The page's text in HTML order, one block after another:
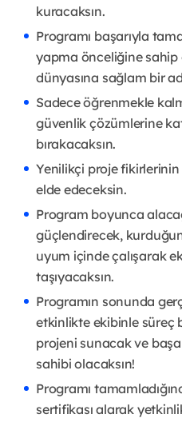
kuracaksın.
Programı başarıyla
yapma önceliğine
dünyasına sağlam bir
Sadece öğrenmekle
güvenlik çözümlerine
bırakacaksın.
Yenilikçi proje fikirlerinin
elde edeceksin.
Program boyunca
güçlendirecek,
uyum içinde çalışarak
taşıyacaksın.
Programın sonunda
etkinlikte ekibinle süreç
projeni sunacak ve
sahibi olacaksın!
Programı
sertifikası alarak